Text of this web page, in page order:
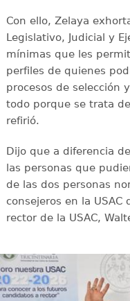
Con ello, Zelaya
Legislativo, Judicial y
mínimas que les
perfiles de quienes
procesos de selección
todo porque se trata
refirió.
Dijo que a diferencia
las personas que
de las dos personas
consejeros en la
rector de la USAC,